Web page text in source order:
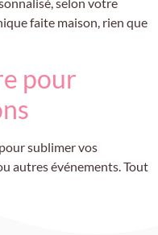
faite maison, rien que
pour
sublimer vos
autres événements. Tout